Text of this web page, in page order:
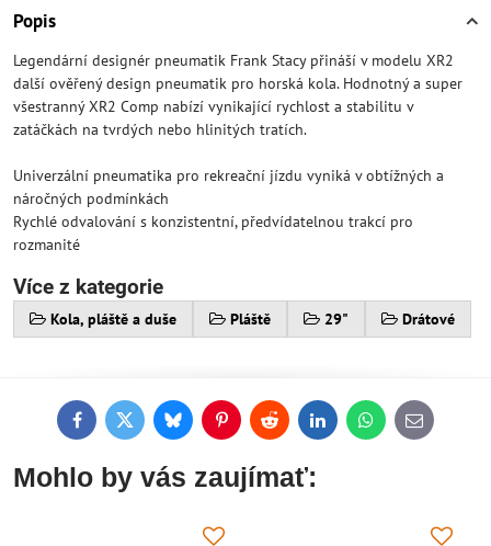
Popis
Legendární designér pneumatik Frank Stacy přináší v modelu XR2
další ověřený design pneumatik pro horská kola. Hodnotný a super
všestranný XR2 Comp nabízí vynikající rychlost a stabilitu v
zatáčkách na tvrdých nebo hlinitých tratích.
Univerzální pneumatika pro rekreační jízdu vyniká v obtížných a
náročných podmínkách
Rychlé odvalování s konzistentní, předvídatelnou trakcí pro
rozmanité
Více z kategorie
Kola, pláště a duše Pláště 29" Drátové
FacebookTwitterBlueskyPinterestReddit LinkedInWhatsApp
E-
mail
Mohlo by vás zaujímať: